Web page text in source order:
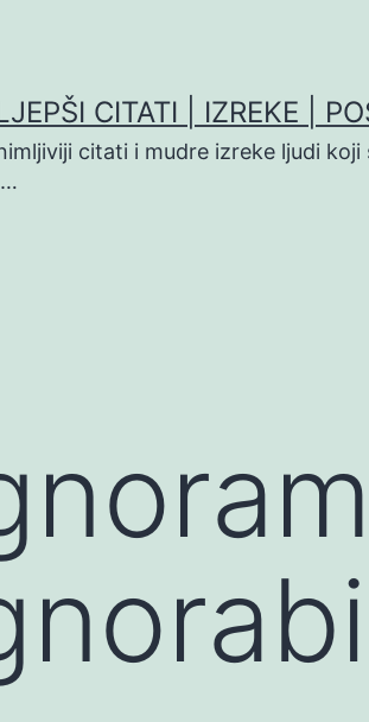
CITATI | IZREKE |
citati i mudre izreke ljudi